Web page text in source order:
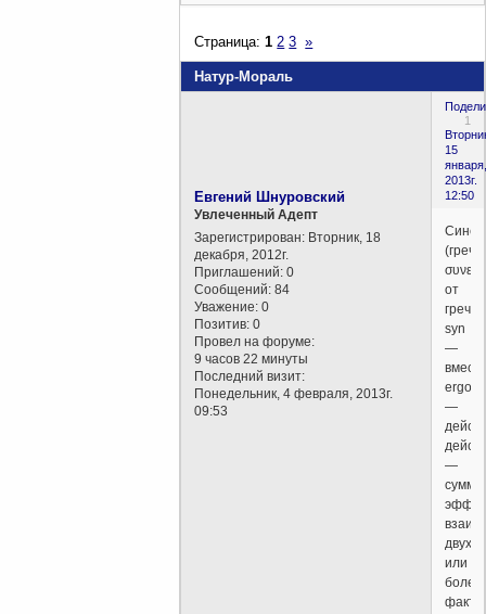
Натур-Мораль
Страница:1 2 3 »
1
15
января,
2013г.
12:50
Евгений Шнуровский
Увлеченный Адепт
Зарегистрирован: Вторник, 18
декабря, 2012г.
Приглашений: 0
Сообщений: 84
Уважение: 0
Позитив: 0
Провел на форуме:
9 часов 22 минуты
Последний визит:
Понедельник, 4 февраля, 2013г.
09:53
(греч.
от
греч.
syn
—
ergos
—
—
двух
или
более